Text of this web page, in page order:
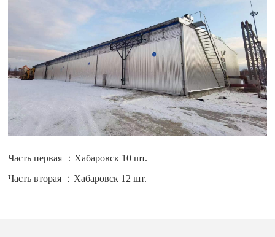
Часть первая ：Хабаровск 10 шт.
Часть вторая ：Хабаровск 12 шт.